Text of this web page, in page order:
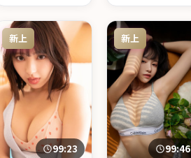
一样有涨有落。
新上
99:23
新上
99:46